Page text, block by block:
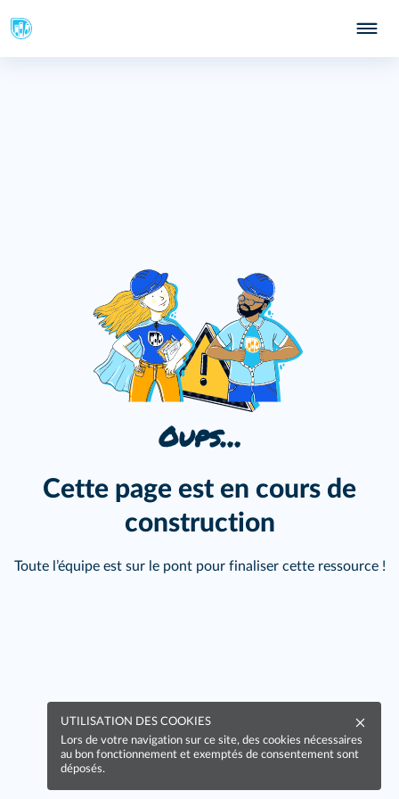
Oups…
Cette page est en cours de
construction
Toute l’équipe est sur le pont pour finaliser cette ressource !
UTILISATION DES COOKIES
Lors de votre navigation sur ce site, des cookies nécessaires
au bon fonctionnement et exemptés de consentement sont
déposés.